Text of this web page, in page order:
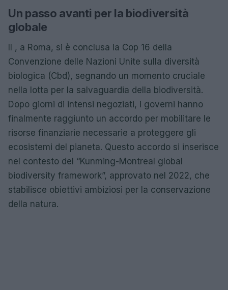
Un passo avanti per la biodiversità
globale
Il , a Roma, si è conclusa la Cop 16 della
Convenzione delle Nazioni Unite sulla diversità
biologica (Cbd), segnando un momento cruciale
nella lotta per la salvaguardia della biodiversità.
Dopo giorni di intensi negoziati, i governi hanno
finalmente raggiunto un accordo per mobilitare le
risorse finanziarie necessarie a proteggere gli
ecosistemi del pianeta. Questo accordo si inserisce
nel contesto del “Kunming-Montreal global
biodiversity framework”, approvato nel 2022, che
stabilisce obiettivi ambiziosi per la conservazione
della natura.